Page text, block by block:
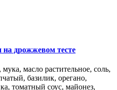
на дрожжевом тесте
масло растительное, соль,
базилик, орегано,
томатный соус, майонез,